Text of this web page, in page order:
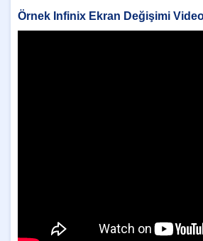
Örnek Infinix Ekran Değişimi